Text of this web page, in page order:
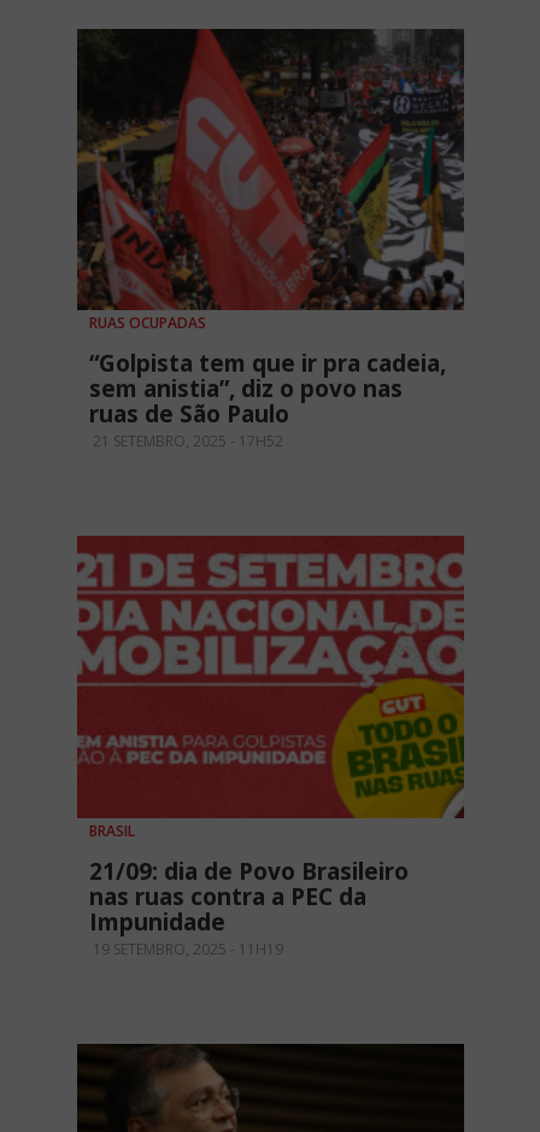
RUAS OCUPADAS
“Golpista tem que ir pra cadeia,
sem anistia”, diz o povo nas
ruas de São Paulo
21 SETEMBRO, 2025 - 17H52
BRASIL
21/09: dia de Povo Brasileiro
nas ruas contra a PEC da
Impunidade
19 SETEMBRO, 2025 - 11H19